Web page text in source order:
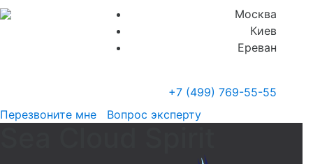
Москва
Киев
Ереван
+7 (499) 769-55-55
Перезвоните мне
Вопрос эксперту